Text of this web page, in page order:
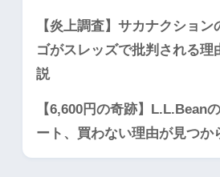
【炎上調査】サカナクション
ゴがスレッズで批判される理
説
【6,600円の奇跡】L.L.Bean
ート、買わない理由が見つか